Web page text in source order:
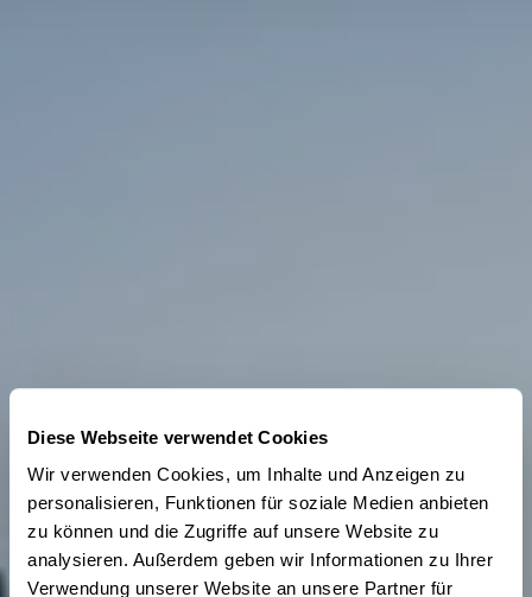
Diese Webseite verwendet Cookies
Wir verwenden Cookies, um Inhalte und Anzeigen zu
personalisieren, Funktionen für soziale Medien anbieten
zu können und die Zugriffe auf unsere Website zu
analysieren. Außerdem geben wir Informationen zu Ihrer
Verwendung unserer Website an unsere Partner für